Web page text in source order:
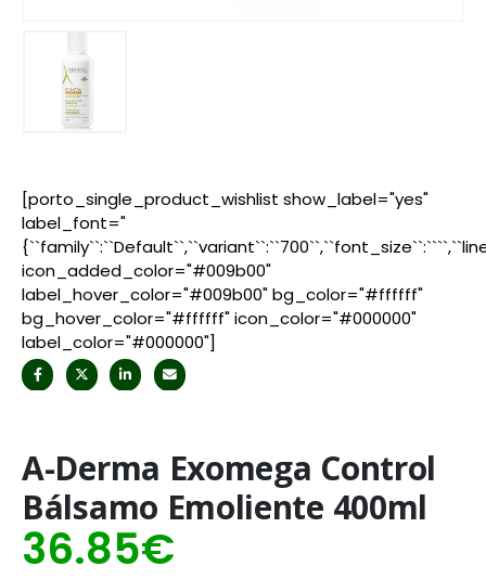
[porto_single_product_wishlist show_label="yes"
label_font="
icon_added_color="#009b00"
label_hover_color="#009b00" bg_color="#ffffff"
bg_hover_color="#ffffff" icon_color="#000000"
label_color="#000000"]
A-Derma Exomega Control
Bálsamo Emoliente 400ml
36.85€